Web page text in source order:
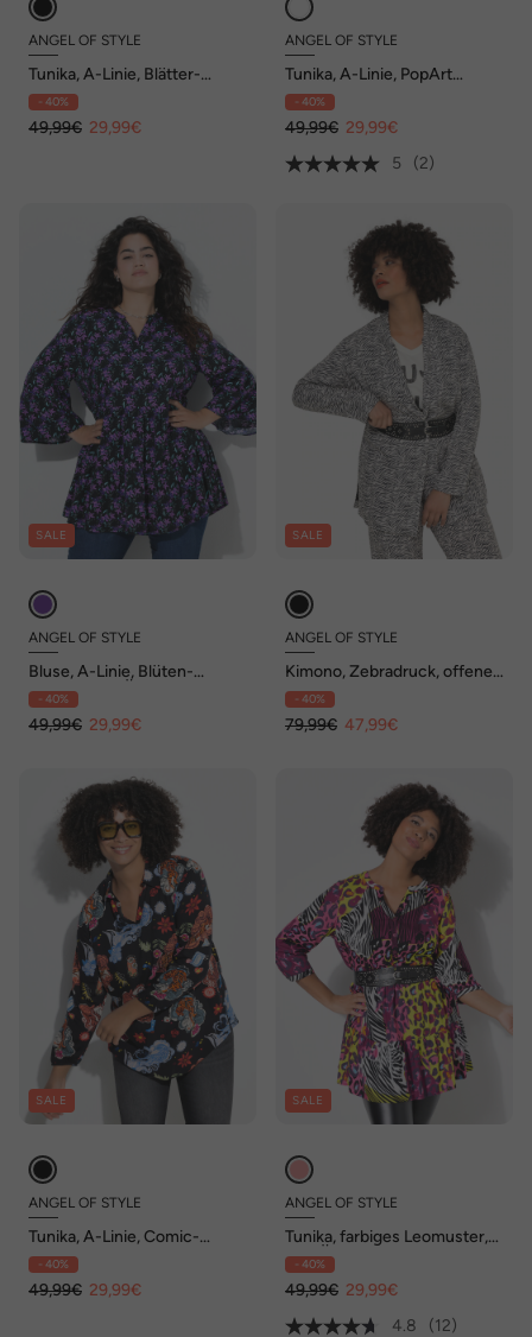
ANGEL OF STYLE
Tunika, A-Linie, Blätter-
Muster, Stehkragen mit V-
Ausschnitt
- 40%
49,99€ 29,99€
ANGEL OF STYLE
Tunika, A-Linie, PopArt
Muster, Langarm
- 40%
49,99€ 29,99€
5
(2)
SALE
ANGEL OF STYLE
Bluse, A-Linie, Blüten-
Muster, 3/4-Ärmel, Volants
- 40%
49,99€ 29,99€
SALE
ANGEL OF STYLE
Kimono, Zebradruck, offene
Form, Langarm
- 40%
79,99€ 47,99€
SALE
ANGEL OF STYLE
Tunika, A-Linie, Comic-
Tigermuster, Langarm
- 40%
49,99€ 29,99€
SALE
ANGEL OF STYLE
Tunika, farbiges Leomuster,
3/4-Ärmel
- 40%
49,99€ 29,99€
4.8
(12)